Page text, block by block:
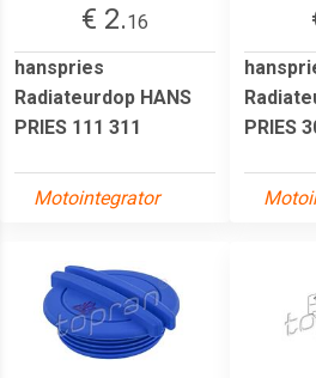
€ 2.16
hanspries
Radiateurdop HANS
PRIES 111 311
Motointegrator
PRIES